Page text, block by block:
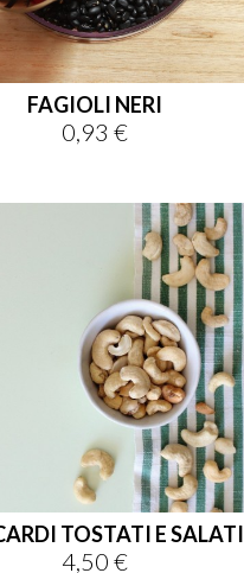
FAGIOLI NERI
Prezzo
0,93 €
TOSTATI E SALATI
Prezzo
4,50 €